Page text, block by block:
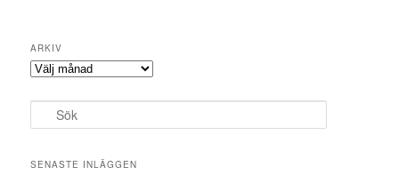
ARKIV
Arkiv
ö
SENASTE INLÄGGEN